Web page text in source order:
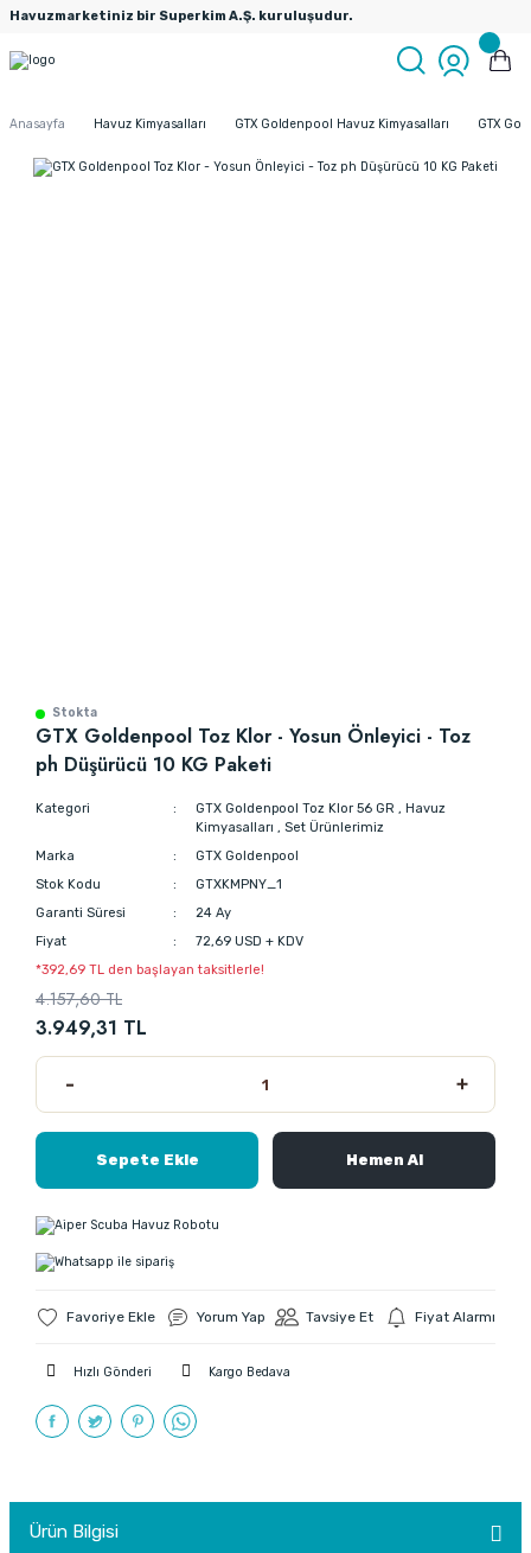
Havuzmarketiniz bir Superkim A.Ş. kuruluşudur.
Anasayfa Havuz Kimyasalları GTX Goldenpool Havuz Kimyasalları GTX
Stokta
GTX Goldenpool Toz Klor - Yosun Önleyici - Toz
ph Düşürücü 10 KG Paketi
Kategori GTX Goldenpool Toz Klor 56 GR , Havuz
Kimyasalları ,Set Ürünlerimiz
Marka
GTX Goldenpool
Stok Kodu
GTXKMPNY_1
Garanti Süresi
24 Ay
Fiyat
72,69 USD + KDV
*392,69 TL den başlayan taksitlerle!
4.157,60 TL
3.949,31 TL
Sepete Ekle Hemen Al
Yorum Yap Tavsiye Et Fiyat Alarmı
Hızlı Gönderi Kargo Bedava
Ürün Bilgisi